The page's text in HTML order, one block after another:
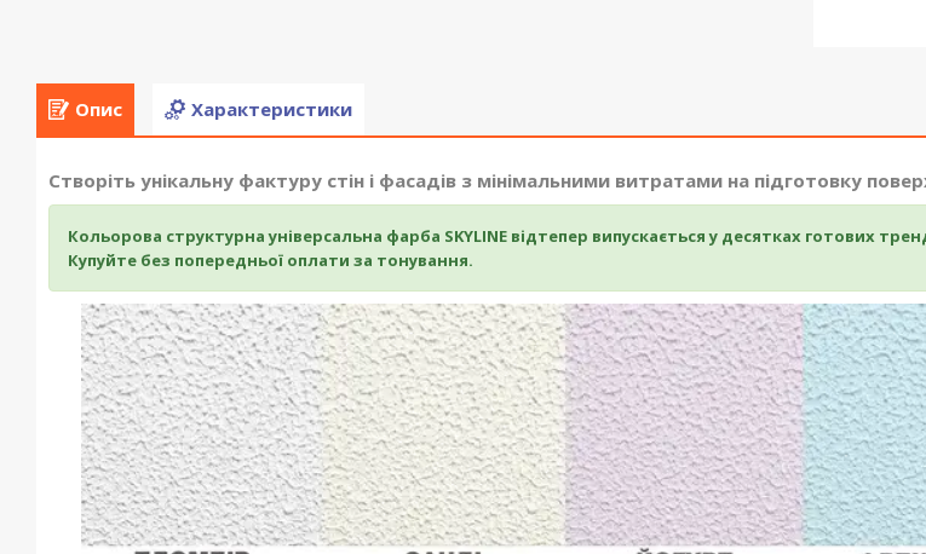
Опис Характеристики
Створіть унікальну фактуру стін і фасадів з мінімальними витратами на підготовку
Кольорова структурна універсальна фарба SKYLINE відтепер випускається у десятках готових
Купуйте без попередньої оплати за тонування.